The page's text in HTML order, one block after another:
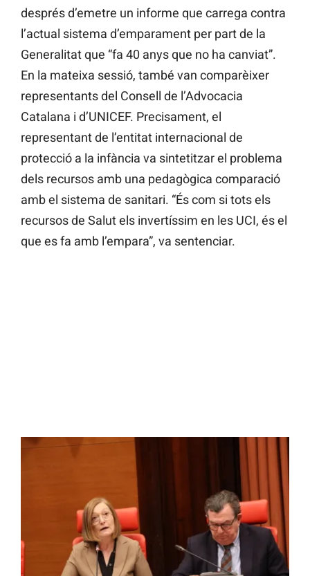
després d’emetre un informe que carrega contra
l’actual sistema d’emparament per part de la
Generalitat que “fa 40 anys que no ha canviat”.
En la mateixa sessió, també van comparèixer
representants del Consell de l’Advocacia
Catalana i d’UNICEF. Precisament, el
representant de l’entitat internacional de
protecció a la infància va sintetitzar el problema
dels recursos amb una pedagògica comparació
amb el sistema de sanitari. “És com si tots els
recursos de Salut els invertíssim en les UCI, és el
que es fa amb l’empara”, va sentenciar.